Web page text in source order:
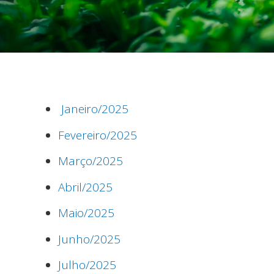
Janeiro/2025
Fevereiro/2025
Março/2025
Abril/2025
Maio/2025
Junho/2025
Julho/2025